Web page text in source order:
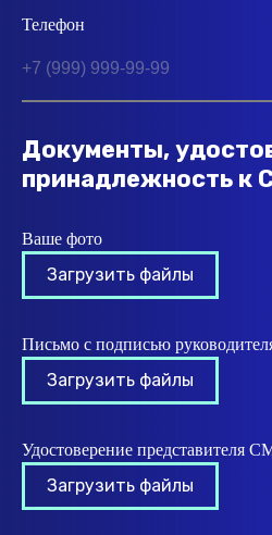
Телефон
Документы,
принадлежность к
Ваше фото
Загрузить файлы
Письмо с подписью
Загрузить файлы
Удостоверение представителя
Загрузить файлы